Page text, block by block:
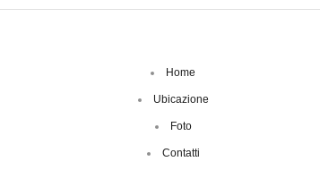
Home
Ubicazione
Foto
Contatti